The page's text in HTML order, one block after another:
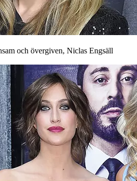
och övergiven, Niclas Engsäll